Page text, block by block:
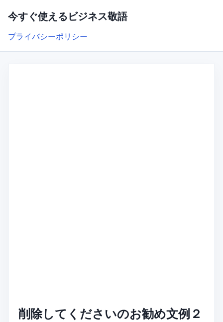
今すぐ使えるビジネス敬語
プライバシーポリシー
削除してくださいのお勧め文例２